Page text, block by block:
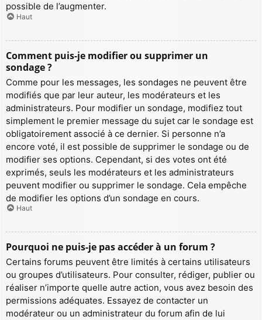
possible de l’augmenter.
Haut
Comment puis-je modifier ou supprimer un
sondage ?
Comme pour les messages, les sondages ne peuvent être
modifiés que par leur auteur, les modérateurs et les
administrateurs. Pour modifier un sondage, modifiez tout
simplement le premier message du sujet car le sondage est
obligatoirement associé à ce dernier. Si personne n’a
encore voté, il est possible de supprimer le sondage ou de
modifier ses options. Cependant, si des votes ont été
exprimés, seuls les modérateurs et les administrateurs
peuvent modifier ou supprimer le sondage. Cela empêche
de modifier les options d’un sondage en cours.
Haut
Pourquoi ne puis-je pas accéder à un forum ?
Certains forums peuvent être limités à certains utilisateurs
ou groupes d’utilisateurs. Pour consulter, rédiger, publier ou
réaliser n’importe quelle autre action, vous avez besoin des
permissions adéquates. Essayez de contacter un
modérateur ou un administrateur du forum afin de lui